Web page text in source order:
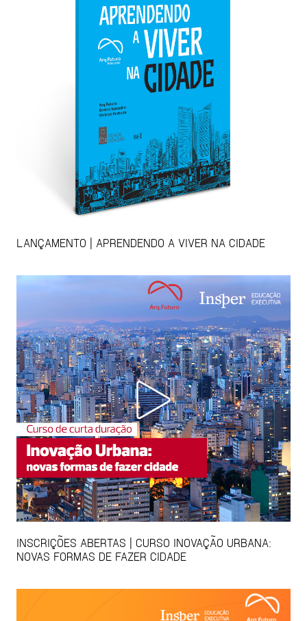
LANÇAMENTO | APRENDENDO A VIVER NA CIDADE
INSCRIÇÕES ABERTAS | CURSO INOVAÇÃO URBANA:
NOVAS FORMAS DE FAZER CIDADE